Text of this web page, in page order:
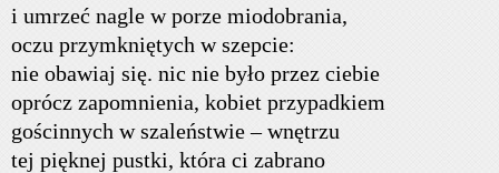
i umrzeć nagle w porze miodobrania,
oczu przymkniętych w szepcie:
nie obawiaj się. nic nie było przez ciebie
oprócz zapomnienia, kobiet przypadkiem
gościnnych w szaleństwie – wnętrzu
tej pięknej pustki, która ci zabrano